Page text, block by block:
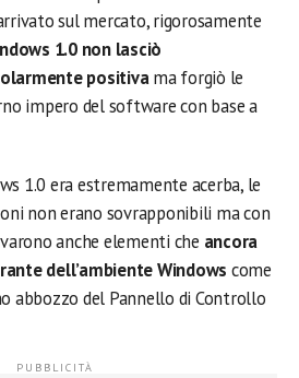
sul mercato, rigorosamente
1.0 non lasciò
positivama forgiò le
impero del software con base a
1.0 era estremamente acerba, le
non erano sovrapponibili ma con
anche elementi che ancora
dell’ambiente Windows come
abbozzo del Pannello di Controllo